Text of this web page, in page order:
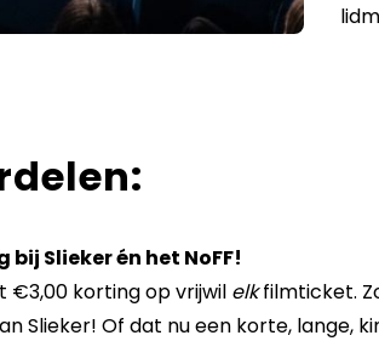
bij Slieker én het NoFF!
€3,00 korting op vrijwil elkfilmticket.
Slieker! Of dat nu een korte, lange,